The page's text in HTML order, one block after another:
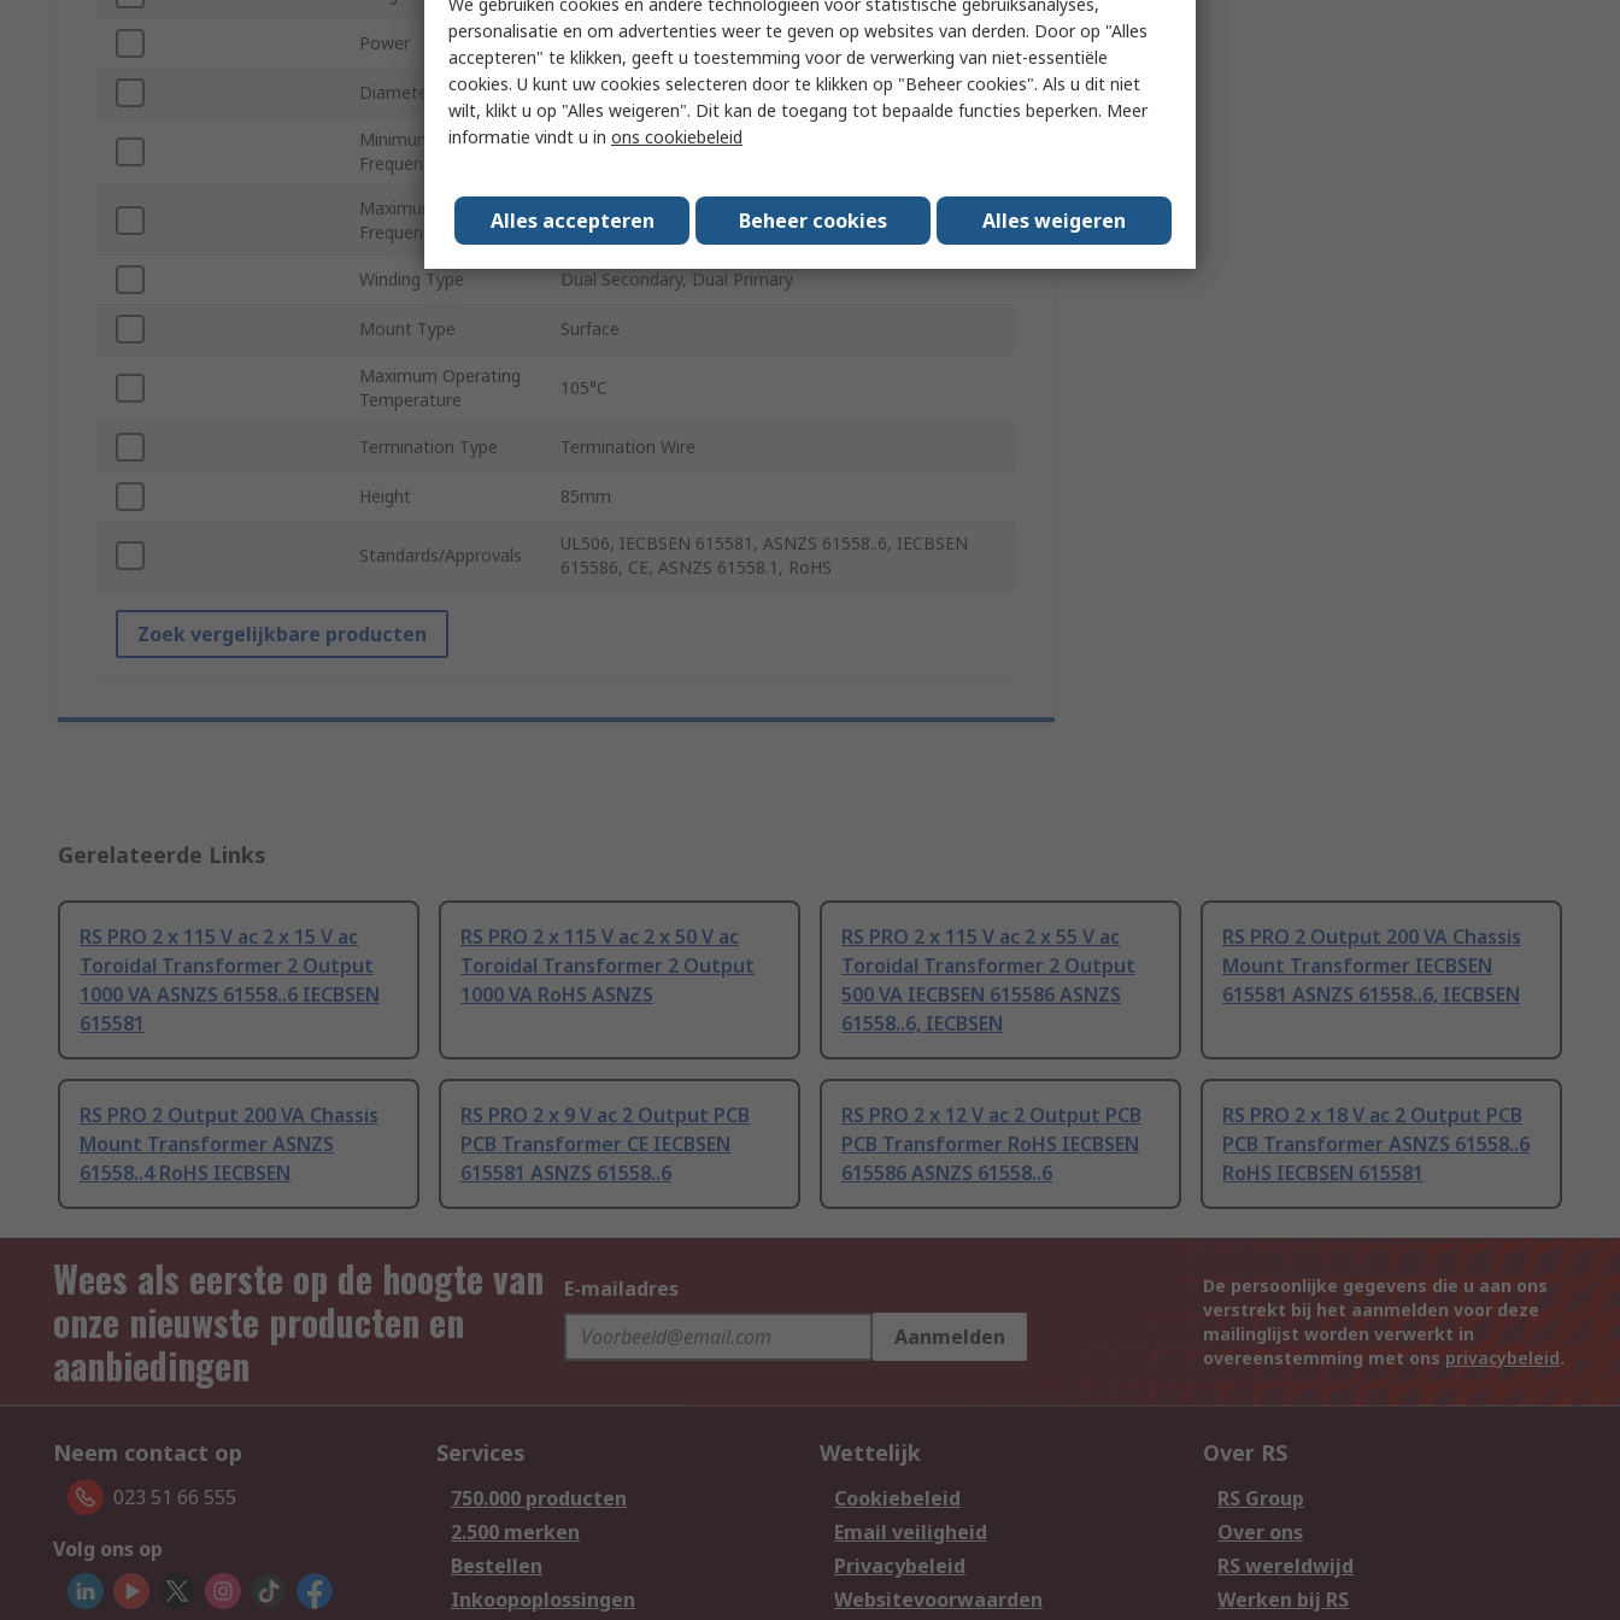
Power 1000VA
Diameter 172mm
Minimum Operating
Frequency
Maximum Operating
Frequency
60Hz
Winding Type Dual Secondary, Dual Primary
Mount Type Surface
Maximum Operating
Temperature
105°C
Termination Type Termination Wire
Height 85mm
Standards/Approvals
UL506, IECBSEN 615581, ASNZS 61558..6, IECBSEN
615586, CE, ASNZS 61558.1, RoHS
Zoek vergelijkbare producten
Gerelateerde Links
RS PRO 2 x 115 V ac 2 x 15 V ac
Toroidal Transformer 2 Output
1000 VA ASNZS 61558..6 IECBSEN
615581
RS PRO 2 x 115 V ac 2 x 50 V ac
Toroidal Transformer 2 Output
1000 VA RoHS ASNZS
RS PRO 2 x 115 V ac 2 x 55 V ac
Toroidal Transformer 2 Output
500 VA IECBSEN 615586 ASNZS
61558..6, IECBSEN
RS PRO 2 Output 200 VA Chassis
Mount Transformer IECBSEN
615581 ASNZS 61558..6, IECBSEN
RS PRO 2 Output 200 VA Chassis
Mount Transformer ASNZS
61558..4 RoHS IECBSEN
RS PRO 2 x 9 V ac 2 Output PCB
PCB Transformer CE IECBSEN
615581 ASNZS 61558..6
RS PRO 2 x 12 V ac 2 Output PCB
PCB Transformer RoHS IECBSEN
615586 ASNZS 61558..6
RS PRO 2 x 18 V ac 2 Output PCB
PCB Transformer ASNZS 61558..6
RoHS IECBSEN 615581
Wees als eerste op de hoogte van
onze nieuwste producten en
aanbiedingen
E-mailadres
Aanmelden
De persoonlijke gegevens die u aan ons
verstrekt bij het aanmelden voor deze
mailinglijst worden verwerkt in
overeenstemming met ons privacybeleid.
Neem contact op
023 51 66 555
Volg ons op
Services
750.000 producten
2.500 merken
Bestellen
Inkoopoplossingen
Wettelijk
Cookiebeleid
Email veiligheid
Privacybeleid
Websitevoorwaarden
Over RS
RS Group
Over ons
RS wereldwijd
Werken bij RS
personalisatie en om advertenties weer te geven op websites van derden. Door op "Alles
accepteren" te klikken, geeft u toestemming voor de verwerking van niet-essentiële
cookies. U kunt uw cookies selecteren door te klikken op "Beheer cookies". Als u dit niet
wilt, klikt u op "Alles weigeren". Dit kan de toegang tot bepaalde functies beperken. Meer
informatie vindt u in ons cookiebeleid
Alles accepteren Beheer cookies Alles weigeren